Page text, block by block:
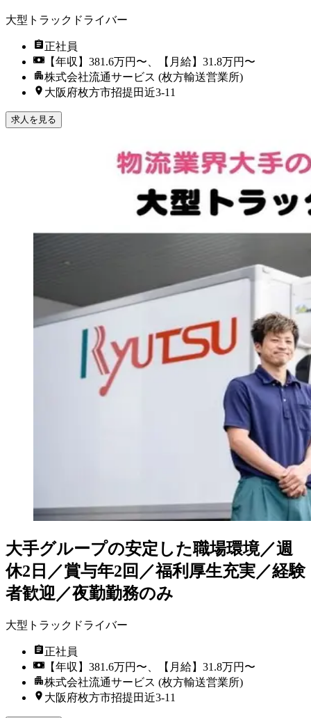
大型トラックドライバー
正社員
【年収】381.6万円〜、【月給】31.8万円〜
株式会社流通サービス (枚方輸送営業所)
大阪府枚方市招提田近3-11
求人を見る
大手グループの安定した職場環境／週
休2日／賞与年2回／福利厚生充実／経験
者歓迎／夜勤勤務のみ
大型トラックドライバー
正社員
【年収】381.6万円〜、【月給】31.8万円〜
株式会社流通サービス (枚方輸送営業所)
大阪府枚方市招提田近3-11